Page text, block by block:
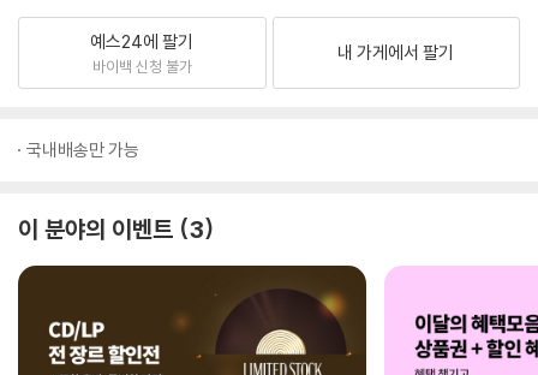
예스24에 팔기
바이백 신청 불가
내 가게에서 팔기
국내배송만 가능
이 분야의 이벤트 3